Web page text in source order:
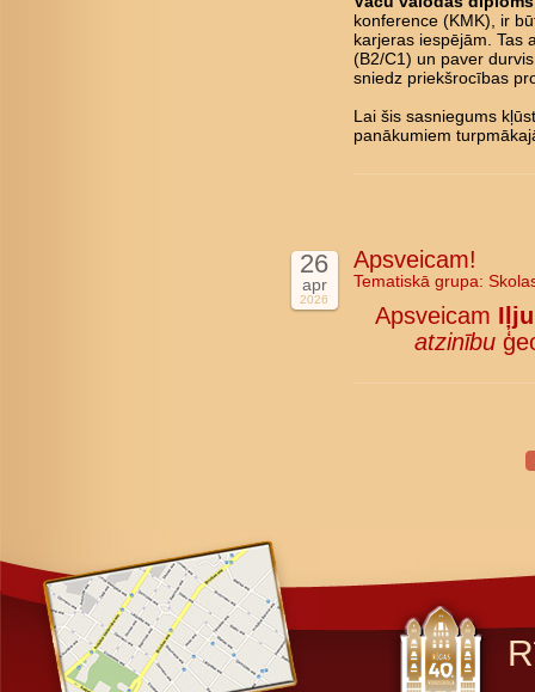
konference (KMK), ir
karjeras iespējām. Tas
(B2/C1) un paver
sniedz priekšrocības
Lai šis sasniegums
panākumiem
26
apr
2026
Apsveicam!
Tematiskā grupa:
Apsveicam
atzinību